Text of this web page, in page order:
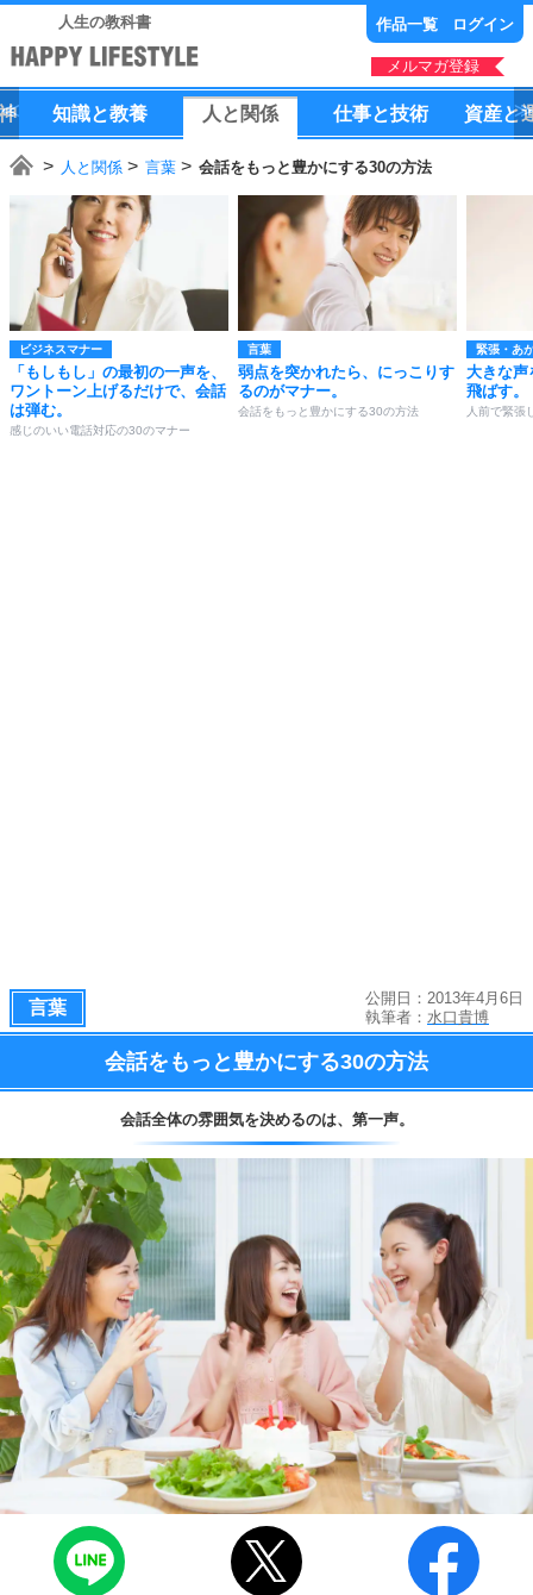
人生の教科書 作品一覧 ログイン
メルマガ登録
知識と教養 人 と 関係 仕事と技術 資産と
人と関係 言葉 会話をもっと豊かにする30の方法
ビジネスマナー
「もしもし」の最初の一声を、
ワントーン上げるだけで、会話
は弾む。
感じのいい電話対応の30のマナー
言葉
弱点を突かれたら、にっこりす
るのがマナー。
会話をもっと豊かにする30の方法
緊張・あ
大きな声
飛ばす。
人前で緊張
言葉
公開日：2013年4月6日
執筆者： 水口貴博
会話をもっと豊かにする30の方法
会話全体の雰囲気を決めるのは、 第一声。